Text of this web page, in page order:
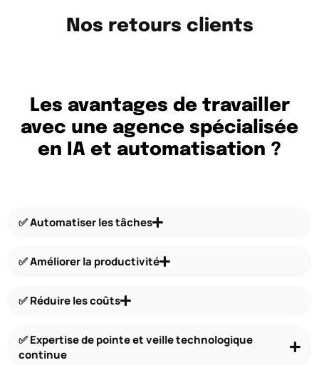
Nos retours clients
Les avantages de travailler
avec une agence spécialisée
en IA et automatisation ?
​✅​ Automatiser les tâches
✅ Améliorer la productivité
✅ Réduire les coûts
✅ Expertise de pointe et veille technologique
continue